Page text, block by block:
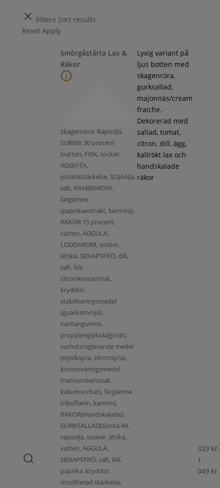
Filters Sort results
Reset Apply
Smörgåstårta Lax &
Räkor
Skagenröra: Rapsolja,
SURIMI 30 procent
(vatten, FISK, socker,
ÄGGVITA,
potatisstärkelse, SOJAolja,
salt, KRABBAROM,
färgämne
(paprikaextrakt, karmin)),
RÄKOR 15 procent,
vatten, ÄGGULA,
LODDAROM, socker,
ättika, SENAPSFRÖ, dill,
salt, lök,
citronkoncentrat,
kryddor,
stabiliseringsmedel
(guarkärnmjöl,
xantangummi,
propylenglykolalginat),
surhetsreglerande medel
(mjölksyra, citronsyra),
konserveringsmedel
(natriumbensoat,
kaliumsorbat), färgämne
(riboflavin, karmin),
RÄKOR(Handskalade),
GURKSALLAD(Gurka 44,
rapsolja, socker, ättika,
vatten, ÄGGULA,
SENAPSFRÖ, salt, lök,
paprika, kryddor,
modifierad stärkelse,
Lyxig variant på
ljus botten med
skagenröra,
gurksallad,
majonnäs/cream
fraiche.
Dekorerad med
sallad, tomat,
citron, dill, ägg,
kallrökt lax och
handskalade
räkor
329 kr-
1
049 kr